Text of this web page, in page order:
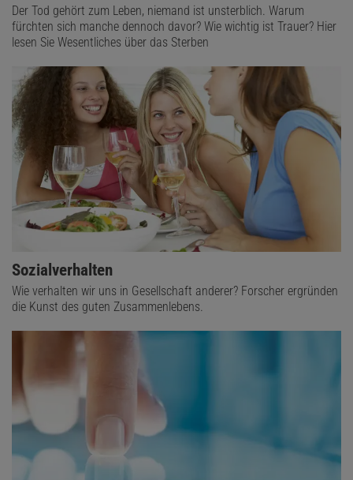
Der Tod gehört zum Leben, niemand ist unsterblich. Warum
fürchten sich manche dennoch davor? Wie wichtig ist Trauer? Hier
lesen Sie Wesentliches über das Sterben
Sozialverhalten
Wie verhalten wir uns in Gesellschaft anderer? Forscher ergründen
die Kunst des guten Zusammenlebens.